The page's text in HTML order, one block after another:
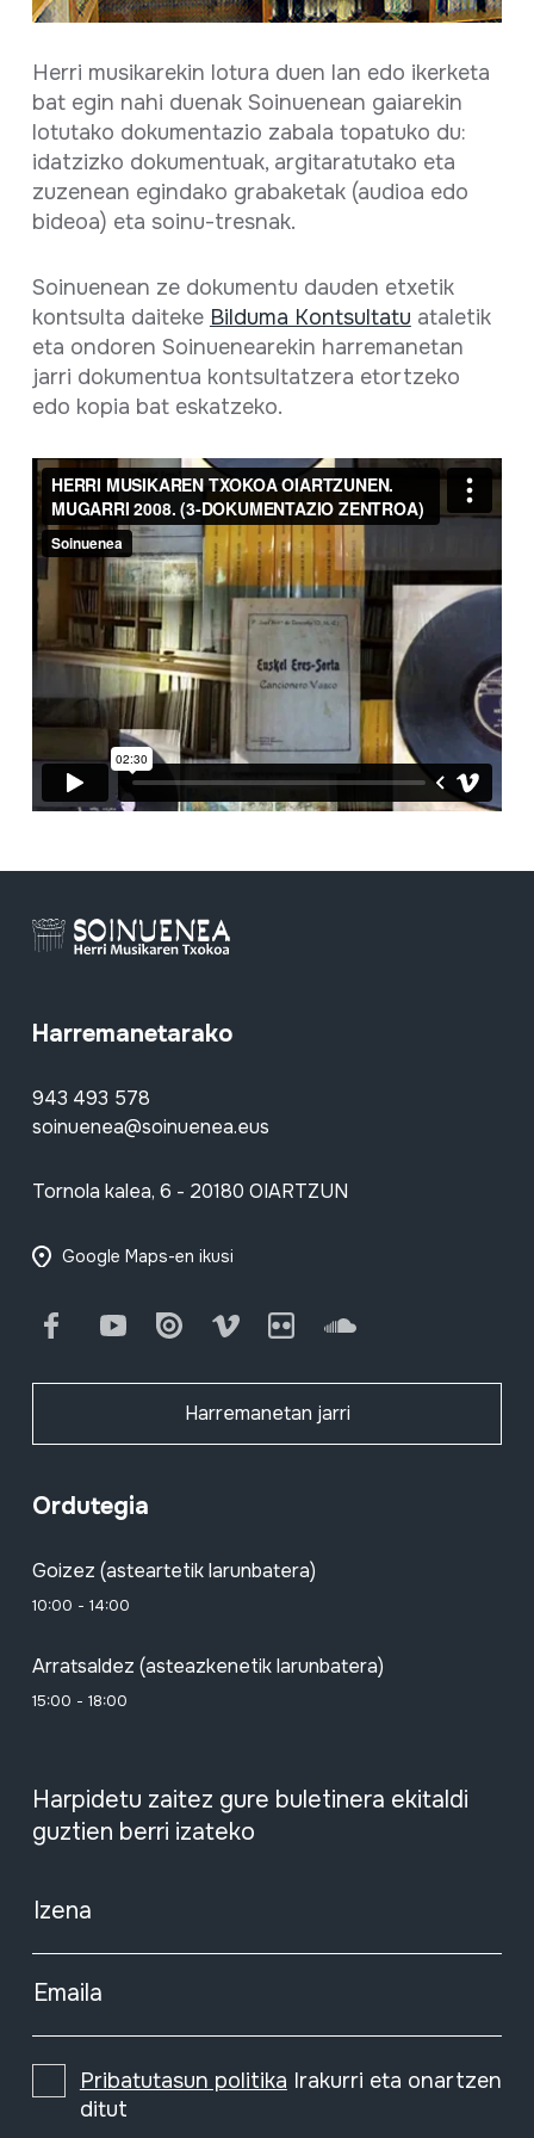
Herri musikarekin lotura duen lan edo ikerketa
bat egin nahi duenak Soinuenean gaiarekin
lotutako dokumentazio zabala topatuko du:
idatzizko dokumentuak, argitaratutako eta
zuzenean egindako grabaketak (audioa edo
bideoa) eta soinu-tresnak.
Soinuenean ze dokumentu dauden etxetik
kontsulta daiteke Bilduma Kontsultatu ataletik
eta ondoren Soinuenearekin harremanetan
jarri dokumentua kontsultatzera etortzeko
edo kopia bat eskatzeko.
Harremanetarako
943 493 578
soinuenea@soinuenea.eus
Tornola kalea, 6 - 20180 OIARTZUN
Google Maps-en ikusi
FacebookYoutube Issuu Vimeo Flickr SoundCloud
Harremanetan jarri
Ordutegia
Goizez (asteartetik larunbatera)
10:00 - 14:00
Arratsaldez (asteazkenetik larunbatera)
15:00 - 18:00
Harpidetu zaitez gure buletinera ekitaldi
guztien berri izateko
Izena
Emaila
Pribatutasun politika Irakurri eta onartzen
ditut